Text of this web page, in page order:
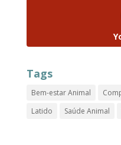
Tags
Bem-estar Animal
Latido
Saúde Animal